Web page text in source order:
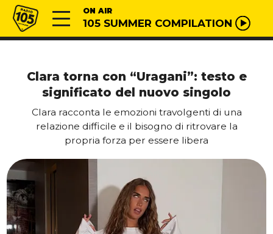
Vai al contenuto
Radio 105 ON AIR
105 SUMMER COMPILATION
Clara torna con “Uragani”: testo e
significato del nuovo singolo
Clara racconta le emozioni travolgenti di una
relazione difficile e il bisogno di ritrovare la
propria forza per essere libera